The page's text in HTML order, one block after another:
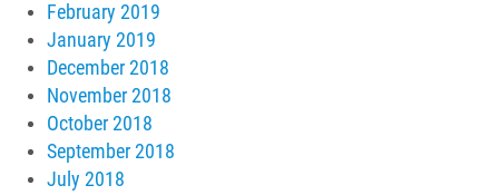
February 2019
January 2019
December 2018
November 2018
October 2018
September 2018
July 2018